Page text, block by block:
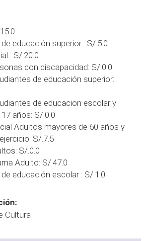
educación superior : S/.5.0
: S/.20.0
con discapacidad: S/.0.0
de educación superior:
de educacion escolar y
años: S/.0.0
Adultos mayores de 60 años y
S/.7.5
S/.0.0
Adulto: S/.47.0
educación escolar : S/.1.0
Cultura